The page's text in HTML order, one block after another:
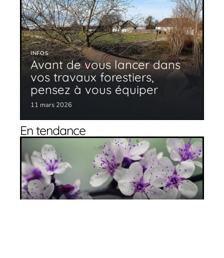
INFOS
Avant de vous lancer dans
vos travaux forestiers,
pensez à vous équiper
11 mars 2026
En tendance
Les produits biologiques pour le jardin